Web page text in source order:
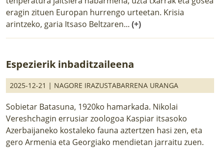
eragin zituen Europan hurrengo urteetan. Krisia
arintzeko, garia Itsaso Beltzaren... (+)
Espezierik inbaditzaileena
2025-12-21 | NAGORE IRAZUSTABARRENA URANGA
Sobietar Batasuna, 1920ko hamarkada. Nikolai
Vereshchagin errusiar zoologoa Kaspiar itsasoko
Azerbaijaneko kostaleko fauna aztertzen hasi zen, eta
gero Armenia eta Georgiako mendietan jarraitu zuen.